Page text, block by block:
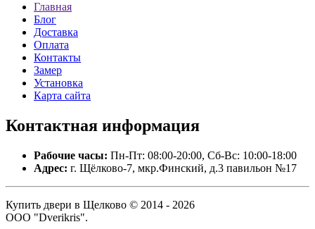
Главная
Блог
Доставка
Оплата
Контакты
Замер
Установка
Карта сайта
Контактная информация
Рабочие часы: Пн-Пт: 08:00-20:00, Сб-Вс: 10:00-18:00
Адрес: г. Щёлково-7, мкр.Финский, д.3 павильон №17
Купить двери в Щелково © 2014 - 2026
ООО "Dverikris".